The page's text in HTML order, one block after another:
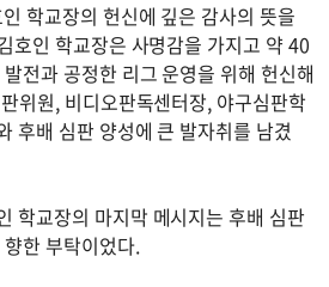
학교장의 헌신에 깊은 감사의 뜻을
호인 학교장은 사명감을 가지고 약 40
전과 공정한 리그 운영을 위해 헌신해
위원, 비디오판독센터장, 야구심판학
후배 심판 양성에 큰 발자취를 남겼
학교장의 마지막 메시지는 후배 심판
한 부탁이었다.